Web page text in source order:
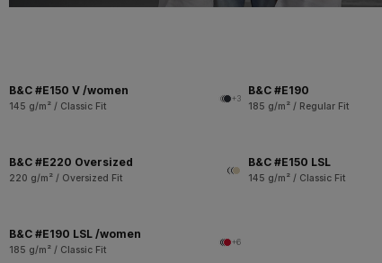
B&C #E150 V /women
145 g/m² / Classic Fit
+3
B&C #E190
185 g/m² / Regular Fit
B&C #E220 Oversized
220 g/m² / Oversized Fit
B&C #E150 LSL
145 g/m² / Classic Fit
B&C #E190 LSL /women
185 g/m² / Classic Fit
+6